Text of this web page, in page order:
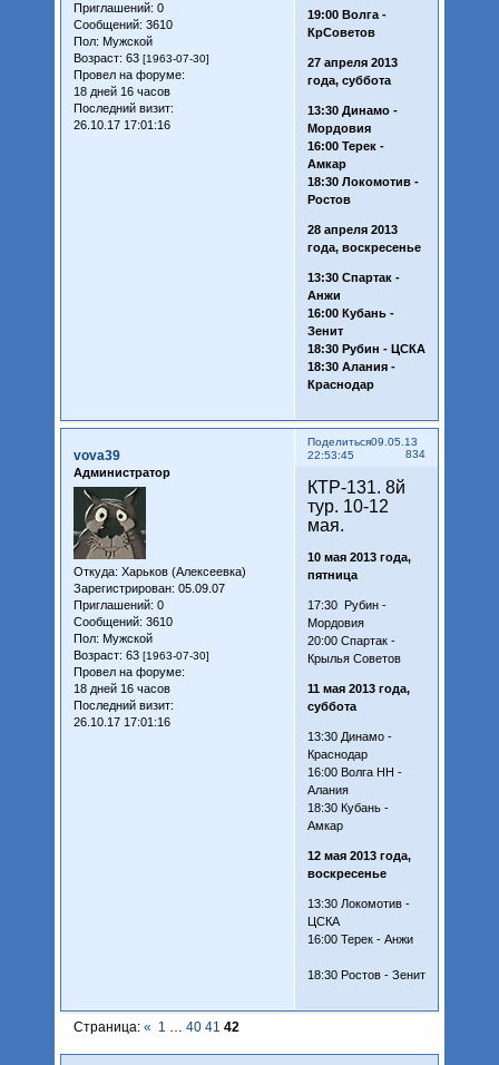
Приглашений: 0
Сообщений: 3610
Пол: Мужской
Возраст: 63 [1963-07-30]
Провел на форуме:
18 дней 16 часов
Последний визит:
26.10.17 17:01:16
19:00 Волга -
КрСоветов
27 апреля 2013
года, суббота
13:30 Динамо -
Мордовия
16:00 Терек -
Амкар
18:30 Локомотив -
Ростов
28 апреля 2013
года, воскресенье
13:30 Спартак -
Анжи
16:00 Кубань -
Зенит
18:30 Рубин - ЦСКА
18:30 Алания -
Краснодар
Поделиться
834
09.05.13
22:53:45
vova39
Администратор
Откуда: Харьков (Алексеевка)
Зарегистрирован: 05.09.07
Приглашений: 0
Сообщений: 3610
Пол: Мужской
Возраст: 63 [1963-07-30]
Провел на форуме:
18 дней 16 часов
Последний визит:
26.10.17 17:01:16
КТР-131. 8й
тур. 10-12
мая.
10 мая 2013 года,
пятница
17:30 Рубин -
Мордовия
20:00 Спартак -
Крылья Советов
11 мая 2013 года,
суббота
13:30 Динамо -
Краснодар
16:00 Волга НН -
Алания
18:30 Кубань -
Амкар
12 мая 2013 года,
воскресенье
13:30 Локомотив -
ЦСКА
16:00 Терек - Анжи
18:30 Ростов - Зенит
Страница: « 1 40 41 42